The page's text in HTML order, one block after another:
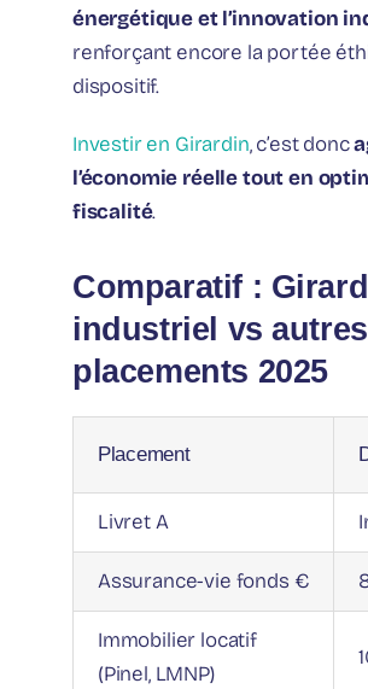
énergétique et l’innovation
renforçant encore la portée
dispositif.
Investir en Girardin, c’est donc
l’économie réelle tout en
fiscalité.
Comparatif :
industriel vs autres
placements 2025
Placement
Livret A
Assurance-vie fonds €
Immobilier locatif
(Pinel, LMNP)